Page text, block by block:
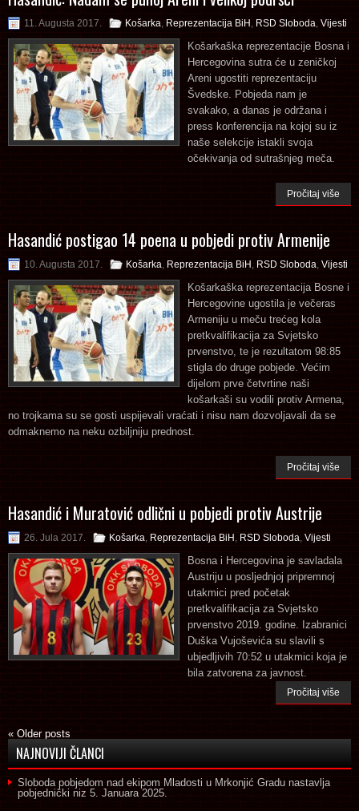
11. Augusta 2017. Košarka Reprezentacija BiH RSD Sloboda Vijesti
Košarkaška reprezentacije Bosna i
Hercegovina sutra će u zeničkoj
Areni ugostiti reprezentaciju
Švedske. Pobjeda nam je
svakako, a danas je održana i
press konferencija na kojoj su iz
naše selekcije istakli svoja
očekivanja od sutrašnjeg meča.
Pročitaj više
Hasandić postigao 14 poena u pobjedi protiv Armenije
10. Augusta 2017. Košarka Reprezentacija BiH RSD Sloboda Vijesti
Košarkaška reprezentacija Bosne i
Hercegovine ugostila je večeras
Armeniju u meču trećeg kola
pretkvalifikacija za Svjetsko
prvenstvo, te je rezultatom 98:85
stigla do druge pobjede. Većim
dijelom prve četvrtine naši
košarkaši su vodili protiv Armena,
no trojkama su se gosti uspijevali vraćati i nisu nam dozvoljavali da se
odmaknemo na neku ozbiljniju prednost.
Pročitaj više
Hasandić i Muratović odlični u pobjedi protiv Austrije
26. Jula 2017. Košarka Reprezentacija BiH RSD Sloboda Vijesti
Bosna i Hercegovina je savladala
Austriju u posljednjoj pripremnoj
utakmici pred početak
pretkvalifikacija za Svjetsko
prvenstvo 2019. godine. Izabranici
Duška Vujoševića su slavili s
ubjedljivih 70:52 u utakmici koja je
bila zatvorena za javnost.
Pročitaj više
« Older posts
NAJNOVIJI ČLANCI
Sloboda pobjedom nad ekipom Mladosti u Mrkonjić Gradu nastavlja
pobjednički niz 5. Januara 2025.